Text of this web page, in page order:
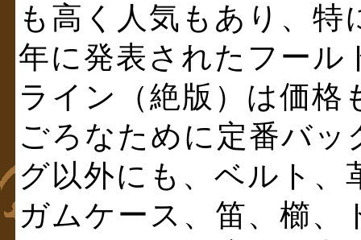
も高く人気もあり、特
年に発表されたフー
ライン（絶版）は価格
ごろなために定番バ
グ以外にも、ベルト、
ガムケース、笛、櫛